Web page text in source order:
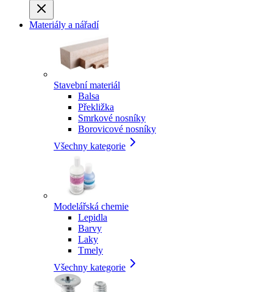
Materiály a nářadí
Stavební materiál
Balsa
Překližka
Smrkové nosníky
Borovicové nosníky
Všechny kategorie
Modelářská chemie
Lepidla
Barvy
Laky
Tmely
Všechny kategorie